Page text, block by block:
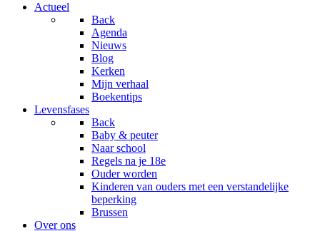
Actueel
Back
Agenda
Nieuws
Blog
Kerken
Mijn verhaal
Boekentips
Levensfases
Back
Baby & peuter
Naar school
Regels na je 18e
Ouder worden
Kinderen van ouders met een verstandelijke
beperking
Brussen
Over ons